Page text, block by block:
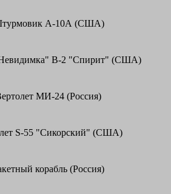
А-10А (США)
В-2 "Спирит" (США)
МИ-24 (Россия)
S-55 "Сикорский" (США)
корабль (Россия)